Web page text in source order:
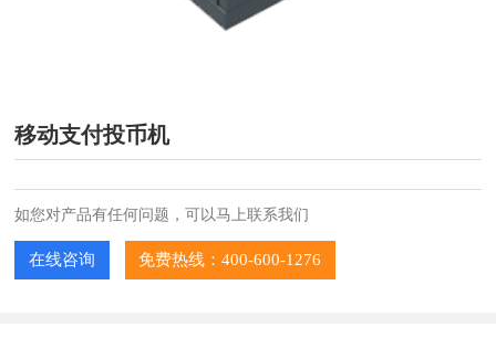
移动支付投币机
如您对产品有任何问题，可以马上联系我们
在线咨询 免费热线：400-600-1276